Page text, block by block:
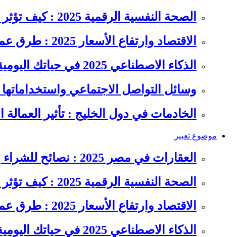
الصحة النفسية الرقمية 2025 : كيف تؤثر السوشيال ميديا على…
الاقتصاد وارتفاع الأسعار 2025 : طرق عملية للتوفير وإدارة المصاريف
الذكاء الاصطناعي 2025 في حياتك اليومية : الدليل الشامل للاستفادة…
وسائل التواصل الاجتماعي
الخادمات في دول الخليج : تأثير
موضوع تعبير
العقارات في مصر 2025 : نصائح للشراء والاستثمار الذكي
الصحة النفسية الرقمية 2025 : كيف تؤثر السوشيال ميديا على…
الاقتصاد وارتفاع الأسعار 2025 : طرق عملية للتوفير وإدارة المصاريف
الذكاء الاصطناعي 2025 في حياتك اليومية : الدليل الشامل للاستفادة…